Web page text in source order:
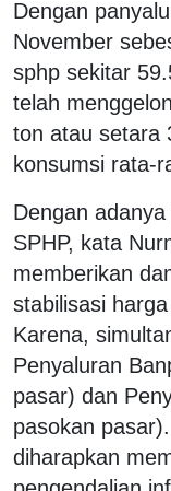
Dengan
November
sphp sekitar
telah
ton atau setara
konsumsi rata-
Dengan
SPHP, kata
memberikan
stabilisasi
Karena,
Penyaluran
pasar) dan
pasokan
diharapkan